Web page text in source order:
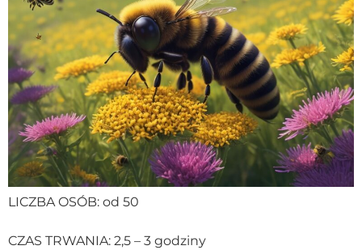
LICZBA OSÓB: od 50
CZAS TRWANIA: 2,5 – 3 godziny